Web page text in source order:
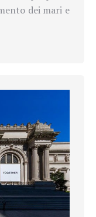
dei mari e